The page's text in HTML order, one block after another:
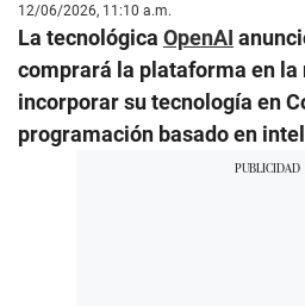
12/06/2026, 11:10 a.m.
La tecnológica OpenAI
comprará la plataforma en la
incorporar su tecnología en
programación basado en